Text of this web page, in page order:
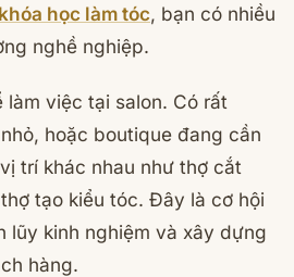
khóa học làm tóc, bạn có nhiều
nghề nghiệp.
việc tại salon. Có rất
hoặc boutique đang cần
trí khác nhau như thợ cắt
tạo kiểu tóc. Đây là cơ hội
lũy kinh nghiệm và xây dựng
hàng.